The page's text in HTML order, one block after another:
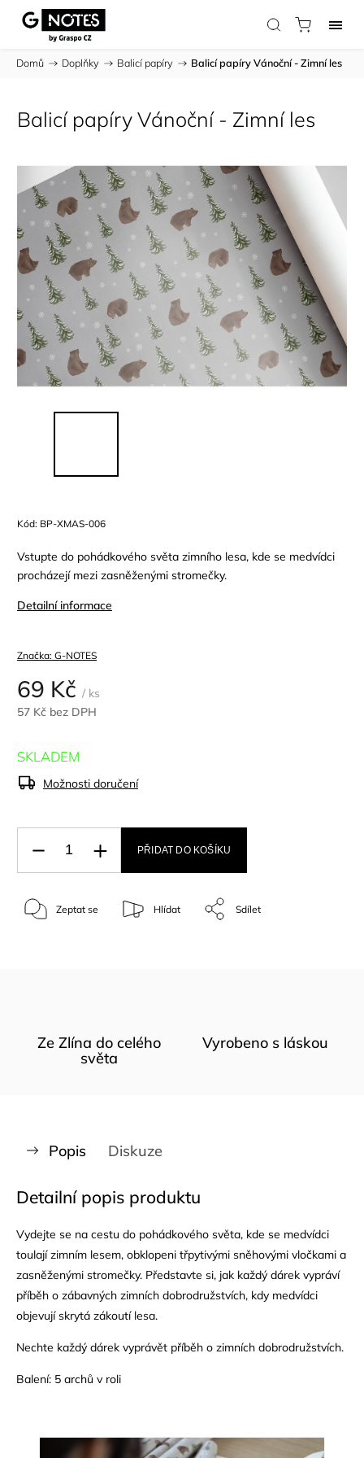
Domů / Doplňky / Balicí papíry / Balicí papíry Vánoční - Zimní les
Balicí papíry Vánoční - Zimní les
Kód: BP-XMAS-006
Vstupte do pohádkového světa zimního lesa, kde se medvídci
procházejí mezi zasněženými stromečky.
Detailní informace
Značka: G-NOTES
69 Kč / ks
57 Kč bez DPH
SKLADEM
Možnosti doručení
PŘIDAT DO KOŠÍKU
Zeptat se Hlídat Sdílet
Ze Zlína do celého
světa
Vyrobeno s láskou
Popis Diskuze
Detailní popis produktu
Vydejte se na cestu do pohádkového světa, kde se medvídci
toulají zimním lesem, obklopeni třpytivými sněhovými vločkami a
zasněženými stromečky. Představte si, jak každý dárek vypráví
příběh o zábavných zimních dobrodružstvích, kdy medvídci
objevují skrytá zákoutí lesa.
Nechte každý dárek vyprávět příběh o zimních dobrodružstvích.
Balení: 5 archů v roli